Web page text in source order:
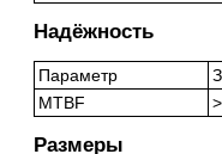
Надёжность
Параметр
MTBF
Размеры